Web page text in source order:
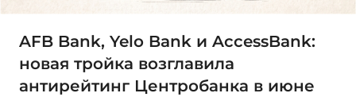
AFB Bank, Yelo Bank и AccessBank:
новая тройка возглавила
антирейтинг Центробанка в июне